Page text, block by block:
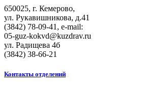
650025, г. Кемерово,
ул. Рукавишникова, д.41
(3842) 78-09-41, e-mail:
05-guz-kоkvd@kuzdrаv.ru
ул. Радищева 4б
(3842) 38-66-21
Контакты отделений